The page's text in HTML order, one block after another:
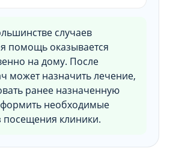
случаев
помощь оказывается
на дому. После
может назначить лечение,
ранее назначенную
необходимые
посещения клиники.